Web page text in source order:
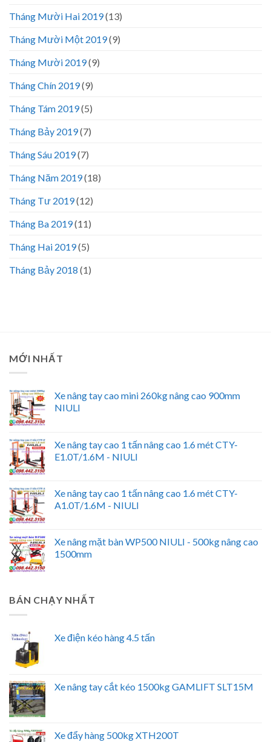
Tháng Mười Hai 2019(13)
Tháng Mười Một 2019(9)
Tháng Mười 2019(9)
Tháng Chín 2019(9)
Tháng Tám 2019(5)
Tháng Bảy 2019(7)
Tháng Sáu 2019(7)
Tháng Năm 2019(18)
Tháng Tư 2019(12)
Tháng Ba 2019(11)
Tháng Hai 2019(5)
Tháng Bảy 2018 (1)
MỚI NHẤT
Xe nâng tay cao mini 260kg nâng cao 900mm
NIULI
Xe nâng tay cao 1 tấn nâng cao 1.6 mét CTY-
E1.0T/1.6M - NIULI
Xe nâng tay cao 1 tấn nâng cao 1.6 mét CTY-
A1.0T/1.6M - NIULI
Xe nâng mặt bàn WP500 NIULI - 500kg nâng cao
1500mm
BÁN CHẠY NHẤT
Xe điện kéo hàng 4.5 tấn
Xe nâng tay cắt kéo 1500kg GAMLIFT SLT15M
Xe đẩy hàng 500kg XTH200T